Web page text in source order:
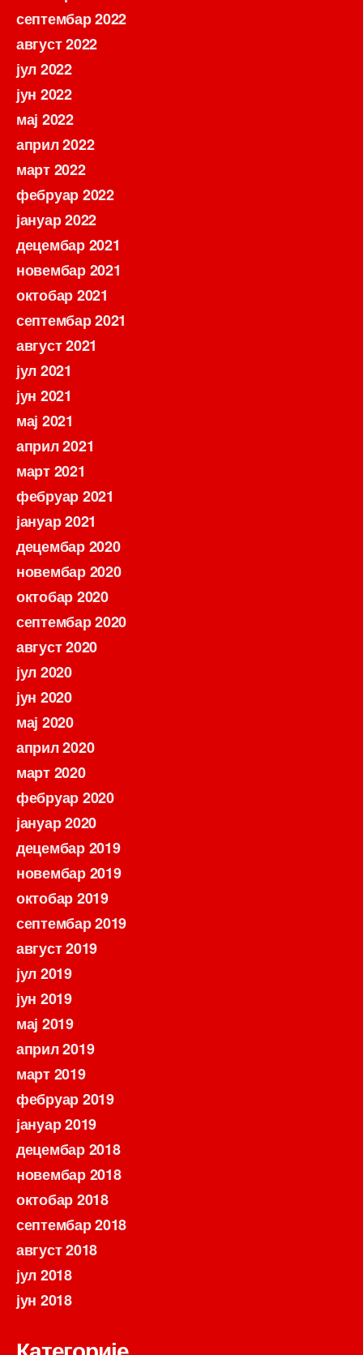
септембар 2022
август 2022
јул 2022
јун 2022
мај 2022
април 2022
март 2022
фебруар 2022
јануар 2022
децембар 2021
новембар 2021
октобар 2021
септембар 2021
август 2021
јул 2021
јун 2021
мај 2021
април 2021
март 2021
фебруар 2021
јануар 2021
децембар 2020
новембар 2020
октобар 2020
септембар 2020
август 2020
јул 2020
јун 2020
мај 2020
април 2020
март 2020
фебруар 2020
јануар 2020
децембар 2019
новембар 2019
октобар 2019
септембар 2019
август 2019
јул 2019
јун 2019
мај 2019
април 2019
март 2019
фебруар 2019
јануар 2019
децембар 2018
новембар 2018
октобар 2018
септембар 2018
август 2018
јул 2018
јун 2018